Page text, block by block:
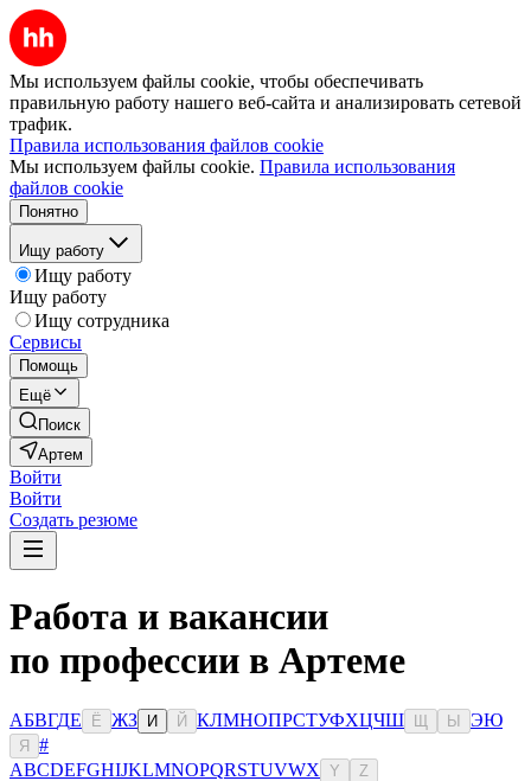
Мы используем файлы cookie, чтобы обеспечивать
правильную работу нашего веб-сайта и анализировать сетевой
трафик.
Правила использования файлов cookie
Мы используем файлы cookie. Правила использования
файлов cookie
Понятно
Ищу работу
Ищу работу
Ищу работу
Ищу сотрудника
Сервисы
Помощь
Ещё
Поиск
Артем
Войти
Войти
Создать резюме
Работа и вакансии
по профессии в Артеме
АБВГДЕ Ё ЖЗ И Й КЛМНОПРСТУФХЦЧШ Ы ЭЮ
Я
#
ABCDEFGHIJKLMNOPQRSTUVWX Y Z